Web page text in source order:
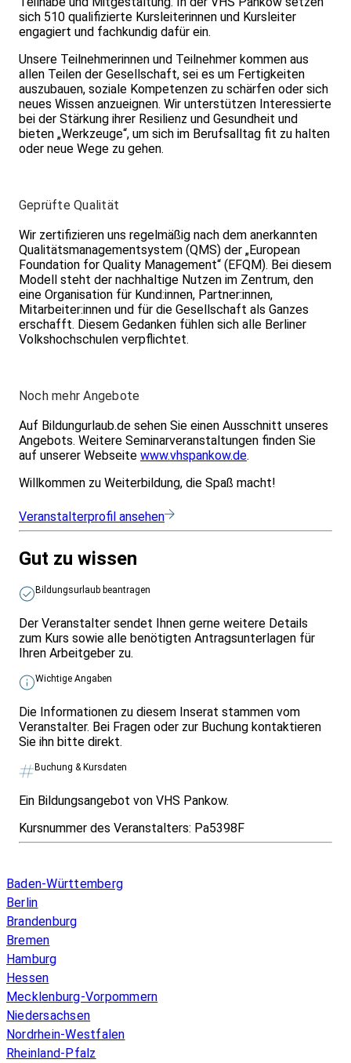
sich 510 qualifizierte Kursleiterinnen und Kursleiter
engagiert und fachkundig dafür ein.
Unsere Teilnehmerinnen und Teilnehmer kommen aus
allen Teilen der Gesellschaft, sei es um Fertigkeiten
auszubauen, soziale Kompetenzen zu schärfen oder sich
neues Wissen anzueignen. Wir unterstützen Interessierte
bei der Stärkung ihrer Resilienz und Gesundheit und
bieten „Werkzeuge“, um sich im Berufsalltag fit zu halten
oder neue Wege zu gehen.
Geprüfte Qualität
Wir zertifizieren uns regelmäßig nach dem anerkannten
Qualitätsmanagementsystem (QMS) der „European
Foundation for Quality Management“ (EFQM). Bei diesem
Modell steht der nachhaltige Nutzen im Zentrum, den
eine Organisation für Kund:innen, Partner:innen,
Mitarbeiter:innen und für die Gesellschaft als Ganzes
erschafft. Diesem Gedanken fühlen sich alle Berliner
Volkshochschulen verpflichtet.
Noch mehr Angebote
Auf Bildungurlaub.de sehen Sie einen Ausschnitt unseres
Angebots. Weitere Seminarveranstaltungen finden Sie
auf unserer Webseite www.vhspankow.de.
Willkommen zu Weiterbildung, die Spaß macht!
Veranstalterprofil ansehen
Gut zu wissen
Bildungsurlaub beantragen
Der Veranstalter sendet Ihnen gerne weitere Details
zum Kurs sowie alle benötigten Antragsunterlagen für
Ihren Arbeitgeber zu.
Wichtige Angaben
Die Informationen zu diesem Inserat stammen vom
Veranstalter. Bei Fragen oder zur Buchung kontaktieren
Sie ihn bitte direkt.
Buchung & Kursdaten
Ein Bildungsangebot von VHS Pankow.
Kursnummer des Veranstalters: Pa5398F
Baden-Württemberg
Berlin
Brandenburg
Bremen
Hamburg
Hessen
Mecklenburg-Vorpommern
Niedersachsen
Nordrhein-Westfalen
Rheinland-Pfalz